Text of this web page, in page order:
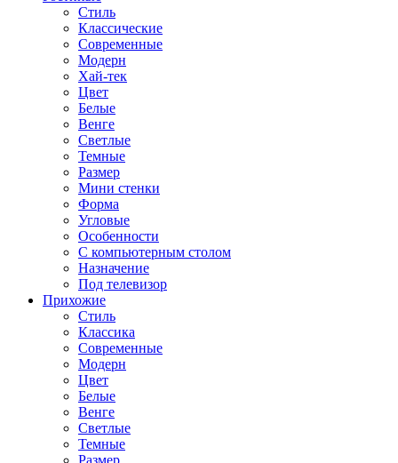
Стиль
Классические
Современные
Модерн
Хай-тек
Цвет
Белые
Венге
Светлые
Темные
Размер
Мини стенки
Форма
Угловые
Особенности
С компьютерным столом
Назначение
Под телевизор
Прихожие
Стиль
Классика
Современные
Модерн
Цвет
Белые
Венге
Светлые
Темные
Размер